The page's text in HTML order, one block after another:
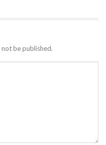
be published.